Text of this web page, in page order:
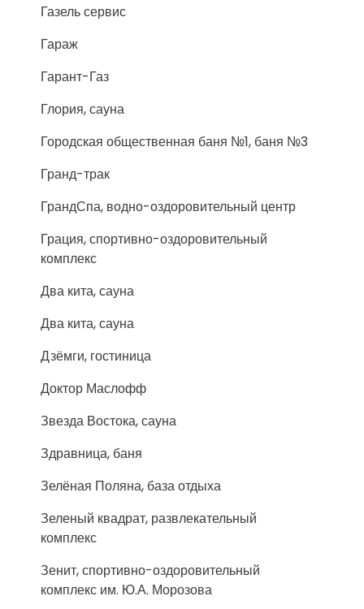
Газель сервис
Гараж
Гарант-Газ
Глория, сауна
Городская общественная баня №1, баня №3
Гранд-трак
ГрандСпа, водно-оздоровительный центр
Грация, спортивно-оздоровительный
комплекс
Два кита, сауна
Два кита, сауна
Дзёмги, гостиница
Доктор Маслофф
Звезда Востока, сауна
Здравница, баня
Зелёная Поляна, база отдыха
Зеленый квадрат, развлекательный
комплекс
Зенит, спортивно-оздоровительный
комплекс им. Ю.А. Морозова